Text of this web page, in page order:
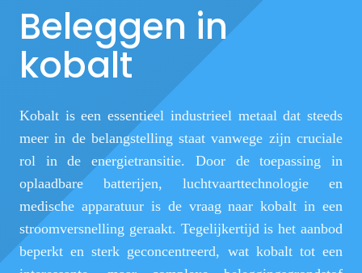
Beleggen in
kobalt
Kobalt is een essentieel industrieel metaal dat steeds
meer in de belangstelling staat vanwege zijn cruciale
rol in de energietransitie. Door de toepassing in
oplaadbare batterijen, luchtvaarttechnologie en
medische apparatuur is de vraag naar kobalt in een
stroomversnelling geraakt. Tegelijkertijd is het aanbod
beperkt en sterk geconcentreerd, wat kobalt tot een